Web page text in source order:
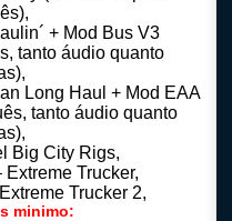
+ Mod Bus V3
tanto áudio quanto
Long Haul + Mod EAA
tanto áudio quanto
Big City Rigs,
Trucker,
Trucker 2,
minimo: